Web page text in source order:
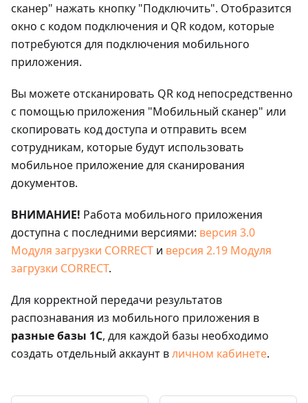
сканер" нажать кнопку "Подключить". Отобразится
окно с кодом подключения и QR кодом, которые
потребуются для подключения мобильного
приложения.
Вы можете отсканировать QR код непосредственно
с помощью приложения "Мобильный сканер" или
скопировать код доступа и отправить всем
сотрудникам, которые будут использовать
мобильное приложение для сканирования
документов.
ВНИМАНИЕ! Работа мобильного приложения
доступна с последними версиями: версия 3.0
Модуля загрузки CORRECT и версия 2.19 Модуля
загрузки CORRECT.
Для корректной передачи результатов
распознавания из мобильного приложения в
разные базы 1С, для каждой базы необходимо
создать отдельный аккаунт вличном кабинете.